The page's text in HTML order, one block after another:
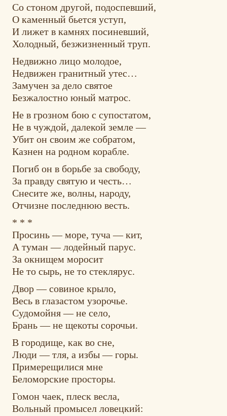
Со стоном другой, подоспевший,
О каменный бьется уступ,
И лижет в камнях посиневший,
Холодный, безжизненный труп.
Недвижно лицо молодое,
Недвижен гранитный утес…
Замучен за дело святое
Безжалостно юный матрос.
Не в грозном бою с супостатом,
Не в чуждой, далекой земле —
Убит он своим же собратом,
Казнен на родном корабле.
Погиб он в борьбе за свободу,
За правду святую и честь…
Снесите же, волны, народу,
Отчизне последнюю весть.
* * *
Просинь — море, туча — кит,
А туман — лодейный парус.
За окнищем моросит
Не то сырь, не то стеклярус.
Двор — совиное крыло,
Весь в глазастом узорочье.
Судомойня — не село,
Брань — не щекоты сорочьи.
В городище, как во сне,
Люди — тля, а избы — горы.
Примерещилися мне
Беломорские просторы.
Гомон чаек, плеск весла,
Вольный промысел ловецкий: